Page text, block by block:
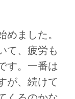
めました。
て、疲労も
す。一番は
が、続けて